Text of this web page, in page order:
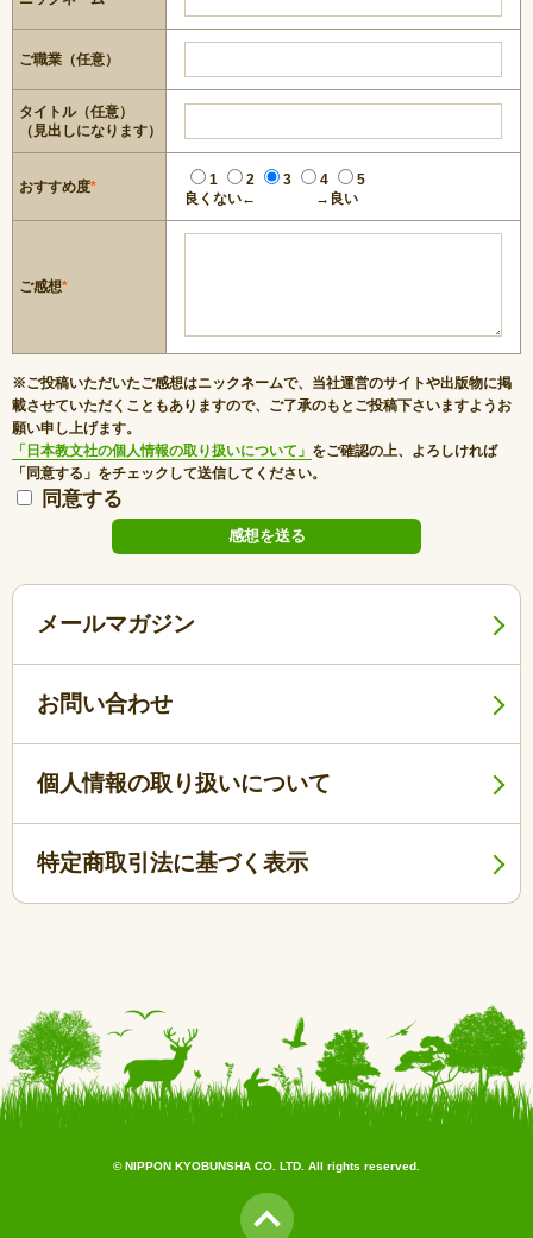
ご職業（任意）
タイトル（任意）
（見出しになります）
おすすめ度* 1 2 3 4
5
良くない←
→良い
ご感想*
※ご投稿いただいたご感想はニックネームで、当社運営のサイトや出版物に掲
載させていただくこともありますので、ご了承のもとご投稿下さいますようお
願い申し上げます。
「日本教文社の個人情報の取り扱いについて」 をご確認の上、よろしければ
「同意する」をチェックして送信してください。
同意する
メールマガジン
お問い合わせ
個人情報の取り扱いについて
特定商取引法に基づく表示
© NIPPON KYOBUNSHA CO. LTD. All rights reserved.